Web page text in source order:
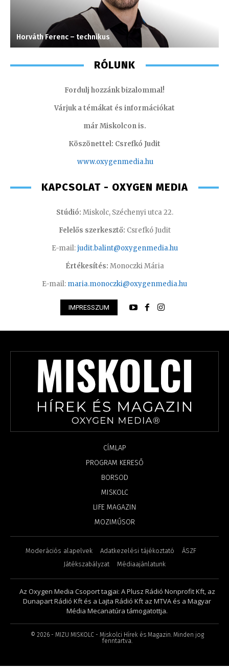
Horváth Ferenc – technikus
RÓLUNK
Fordulj hozzánk bizalommal!
Várjuk a témákat és információkat
már Miskolcon is.
Köszönettel: Csrefkó Judit
www.oxygenmedia.hu
KAPCSOLAT - OXYGEN MEDIA
Stúdió: Miskolc, Széchenyi utca 22.
Felelős szerkesztő: Csrefkó Judit
E-mail:judit.balint@oxygenmedia.hu
Értékesítés: Monoczki Mária
E-mail: maria.monoczki@oxygenmedia.hu
IMPRESSZUM
CÍMLAP
PROGRAM KERESŐ
BORSOD
MISKOLC
LIFE MAGAZIN
MOZIMŰSOR
Moderációs alapelvek Adatkezelési tájékoztató
ÁSZF
Játékszabályzat
Médiaajánlatunk
Az Oxygen Media Csoport tagjai: A Plusz Rádió Nonprofit Kft, az
Dunapart Rádió Kft és a Lajta Rádió Kft az MTVA és a Magyar
Média Mecanatúra támogatottja.
© 2026- MIZU MISKOLC - Miskolci Hírek és Magazin. Minden jog
fenntartva.